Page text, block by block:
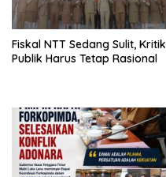
Fiskal NTT Sedang Sulit, Kritik
Publik Harus Tetap Rasional